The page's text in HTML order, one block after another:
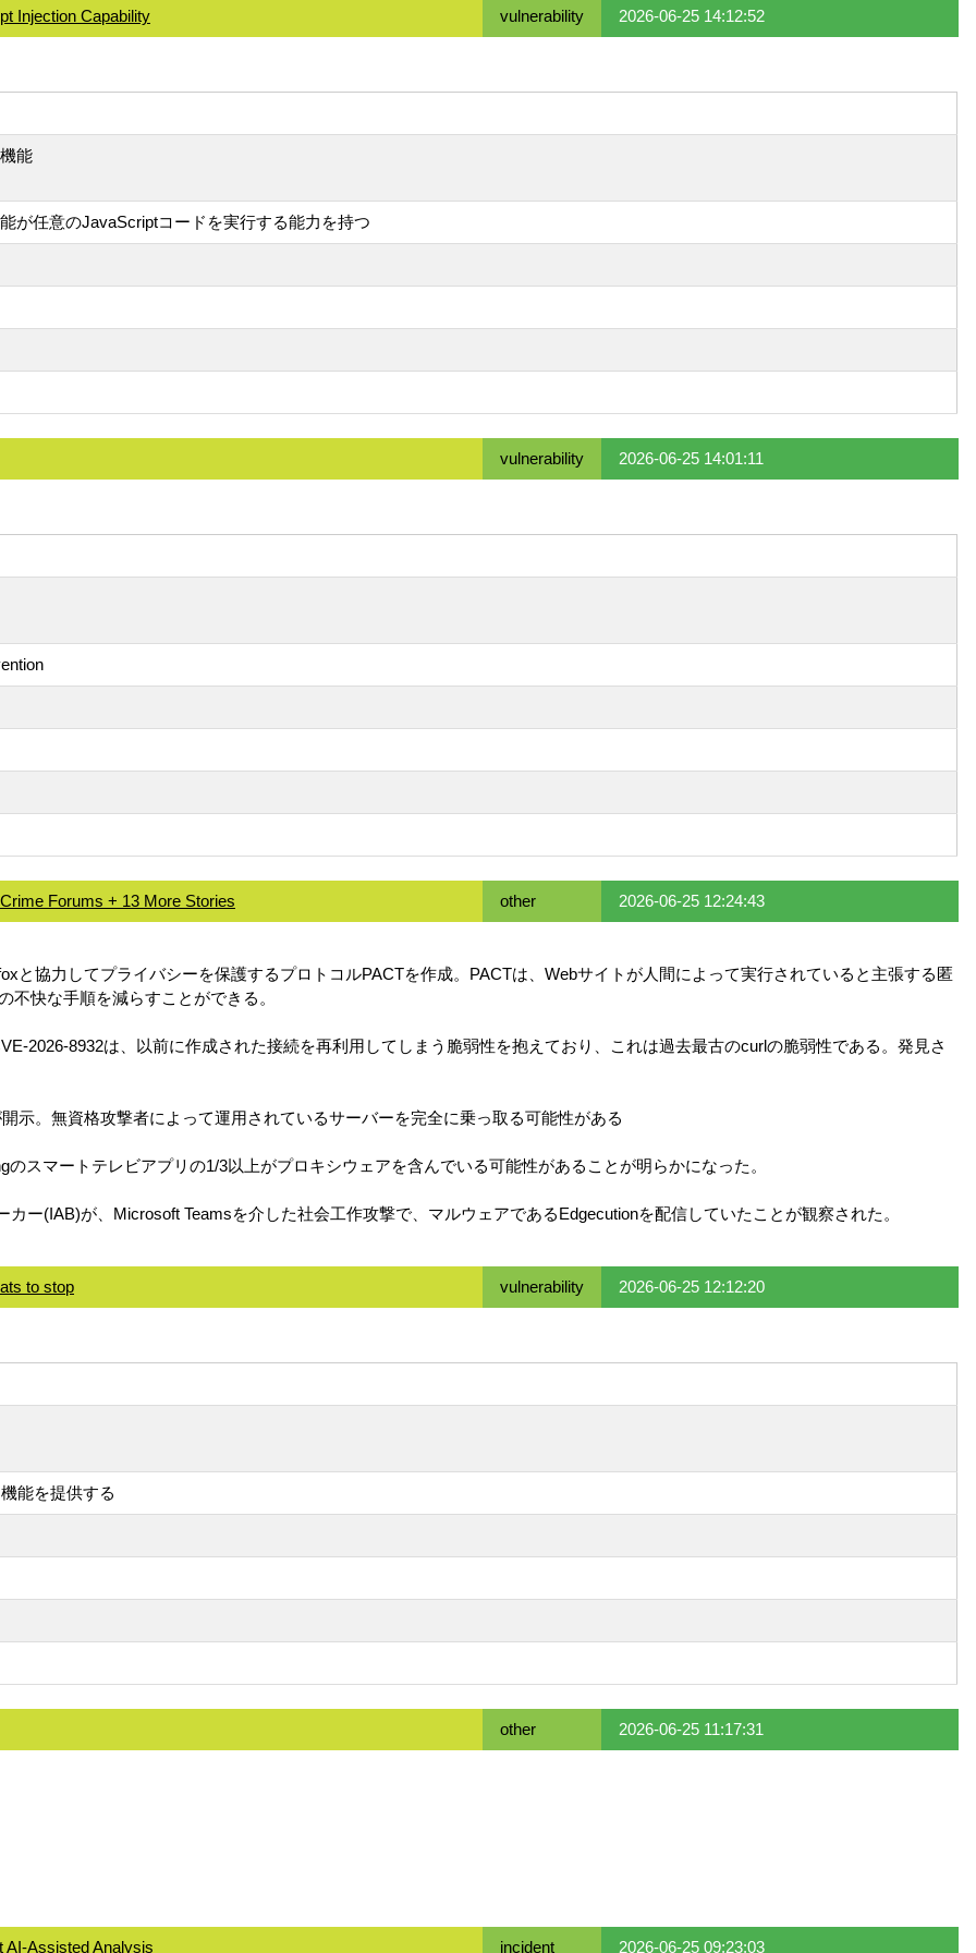
Injection Capability vulnerability 2026-06-25 14:12:52
能
が任意のJavaScriptコードを実行する能力を持つ
vulnerability 2026-06-25 14:01:11
Forums + 13 More Stories other 2026-06-25 12:24:43
と協力してプライバシーを保護するプロトコルPACTを作成。PACTは、Webサイトが人間によって実行されていると主張する匿
快な手順を減らすことができる。
2026-8932は、以前に作成された接続を再利用してしまう脆弱性を抱えており、これは過去最古のcurlの脆弱性である。発見さ
示。無資格攻撃者によって運用されているサーバーを完全に乗っ取る可能性がある
スマートテレビアプリの1/3以上がプロキシウェアを含んでいる可能性があることが明らかになった。
ー(IAB)が、Microsoft Teamsを介した社会工作攻撃で、マルウェアであるEdgecutionを配信していたことが観察された。
to stop vulnerability 2026-06-25 12:12:20
能を提供する
other 2026-06-25 11:17:31
AI-Assisted Analysis incident 2026-06-25 09:23:03